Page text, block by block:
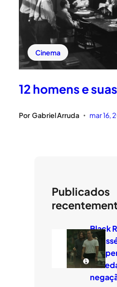
Cinema
12 homens e
Por Gabriel Arruda • mar 16,
Publicados
Black